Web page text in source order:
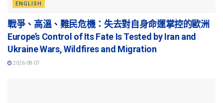
ENGLISH
戰爭、高溫、難民危機：失去對自身命運掌控的歐洲
Europe’s Control of Its Fate Is Tested by Iran and
Ukraine Wars, Wildfires and Migration
2026-08-07